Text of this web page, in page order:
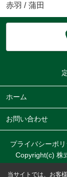
赤羽 / 蒲田
ホーム
お問い合わせ
プライバシーポ
Copyright(c) 株
当サイトでは、お客